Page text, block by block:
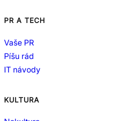
PR A TECH
Vaše PR
Píšu rád
IT návody
KULTURA